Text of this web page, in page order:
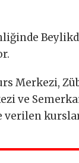
Merkezi,
ve